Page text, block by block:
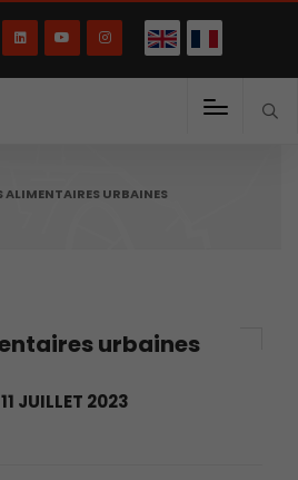
ALIMENTAIRES URBAINES
urbaines
11 JUILLET 2023
English(English)